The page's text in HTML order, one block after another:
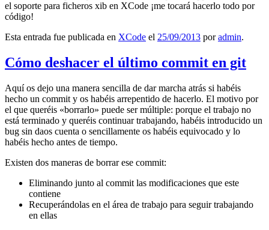
el soporte para ficheros xib en XCode ¡me tocará hacerlo todo por
código!
Esta entrada fue publicada en XCode el 25/09/2013 poradmin.
Cómo deshacer el último commit en git
Aquí os dejo una manera sencilla de dar marcha atrás si habéis
hecho un commit y os habéis arrepentido de hacerlo. El motivo por
el que queréis «borrarlo» puede ser múltiple: porque el trabajo no
está terminado y queréis continuar trabajando, habéis introducido un
bug sin daos cuenta o sencillamente os habéis equivocado y lo
habéis hecho antes de tiempo.
Existen dos maneras de borrar ese commit:
Eliminando junto al commit las modificaciones que este
contiene
Recuperándolas en el área de trabajo para seguir trabajando
en ellas